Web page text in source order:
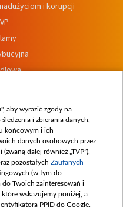
i korupcji
wewnętrznych
aby wyrazić zgody na
i zbierania danych,
końcowym i ich
danych osobowych przez
dalej również „TVP”),
pozostałych Zaufanych
(w tym do
Twoich zainteresowań i
wskazujemy poniżej, a
PPID do Google.